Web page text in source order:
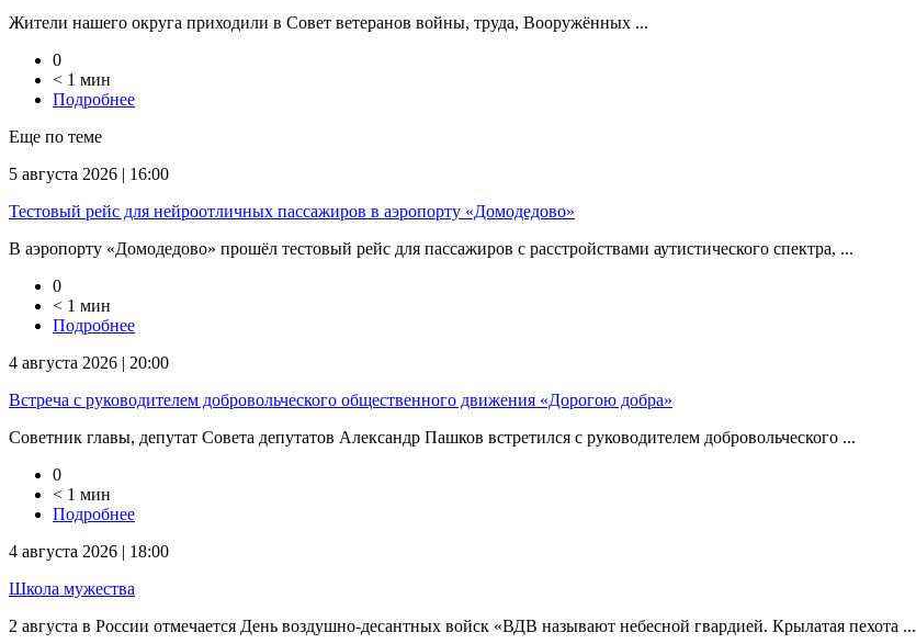
Жители нашего округа приходили в Совет ветеранов войны, труда, Вооружённых ...
0
< 1 мин
Подробнее
Еще по теме
5 августа 2026 | 16:00
Тестовый рейс для нейроотличных пассажиров в аэропорту «Домодедово»
В аэропорту «Домодедово» прошёл тестовый рейс для пассажиров с расстройствами аутистического спектра, ...
0
< 1 мин
Подробнее
4 августа 2026 | 20:00
Встреча с руководителем добровольческого общественного движения «Дорогою добра»
Советник главы, депутат Совета депутатов Александр Пашков встретился с руководителем добровольческого ...
0
< 1 мин
Подробнее
4 августа 2026 | 18:00
Школа мужества
2 августа в России отмечается День воздушно-десантных войск «ВДВ называют небесной гвардией. Крылатая пехота ...